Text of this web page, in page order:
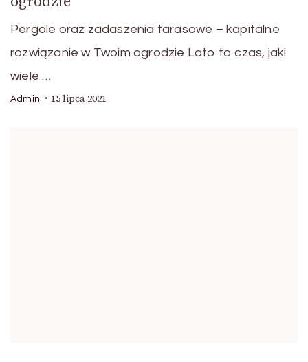
Pergole oraz zadaszenia tarasowe – kapitalne
rozwiązanie w Twoim ogrodzie Lato to czas, jaki
wiele …
Admin 15 lipca 2021